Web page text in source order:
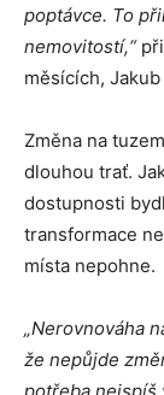
poptávce. To
nemovitostí,“
měsících,
Změna na
dlouhou trať.
dostupnosti
transformace
místa nepohne.
„Nerovnováha
že nepůjde